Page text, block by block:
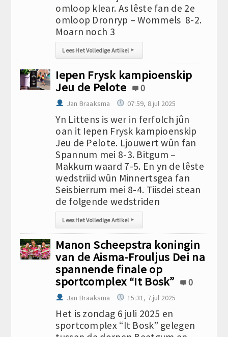
omloop klear. As lêste fan de 2e
omloop Dronryp – Wommels 8-2.
Moarn noch 3
Lees Het Volledige Artikel ▸
Iepen Frysk kampioenskip
Jeu de Pelote
0
Jan Braaksma 07:59, 8.jul 2025
Yn Littens is wer in ferfolch jûn
oan it Iepen Frysk kampioenskip
Jeu de Pelote. Ljouwert wûn fan
Spannum mei 8-3. Bitgum –
Makkum waard 7-5. En yn de lêste
wedstriid wûn Minnertsgea fan
Seisbierrum mei 8-4. Tiisdei stean
de folgende wedstriden
Lees Het Volledige Artikel ▸
Manon Scheepstra koningin
van de Aisma-Frouljus Dei na
spannende finale op
sportcomplex “It Bosk”
0
Jan Braaksma 15:31, 7.jul 2025
Het is zondag 6 juli 2025 en
sportcomplex “It Bosk” gelegen